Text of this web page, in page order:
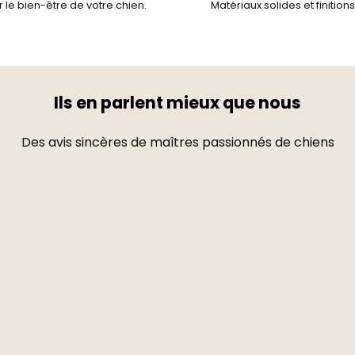
le bien-être de votre chien. Matériaux solides et
Ils en parlent mieux que nous
Des avis sincères de maîtres passionnés de chiens